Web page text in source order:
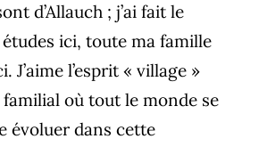
d’Allauch ; j’ai fait le
ici, toute ma famille
J’aime l’esprit « village »
où tout le monde se
évoluer dans cette